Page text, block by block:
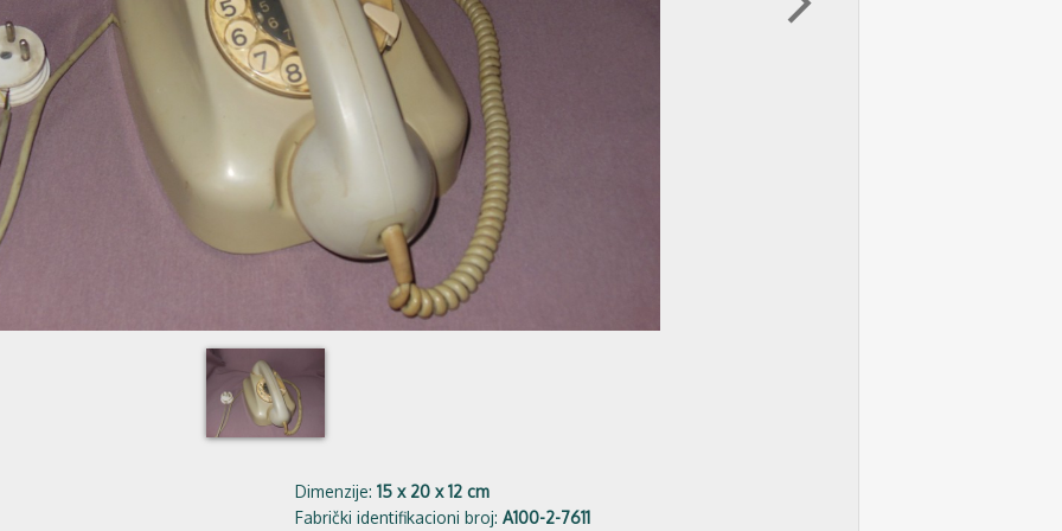
Dimenzije: 15 x 20 x 12 cm
Fabrički identifikacioni broj: A100-2-7611